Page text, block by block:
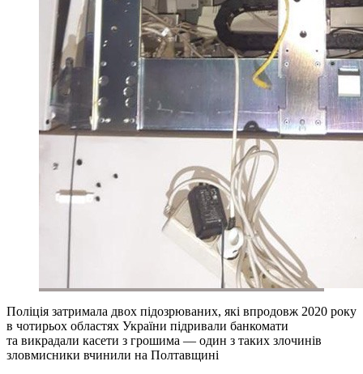
Поліція затримала двох підозрюваних, які впродовж 2020 року
в чотирьох областях України підривали банкомати
та викрадали касети з грошима — один з таких злочинів
зловмисники вчинили на Полтавщині